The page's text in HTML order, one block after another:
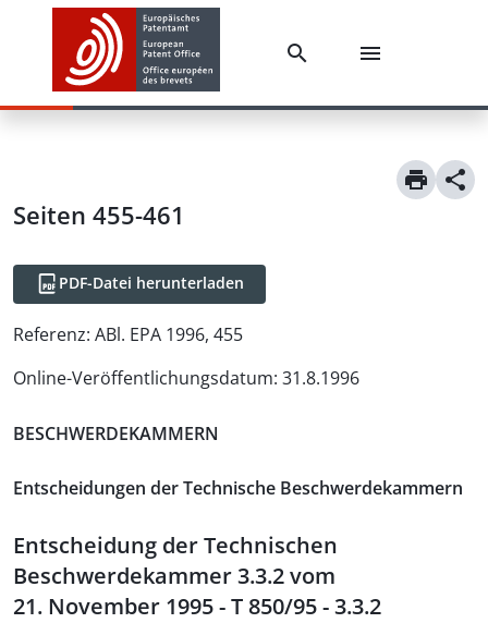
Seiten 455-461
PDF-Datei herunterladen
Referenz: ABl. EPA 1996, 455
Online-Veröffentlichungsdatum: 31.8.1996
BESCHWERDEKAMMERN
Entscheidungen der Technische Beschwerdekammern
Entscheidung der Technischen
Beschwerdekammer 3.3.2 vom
21. November 1995 - T 850/95 - 3.3.2